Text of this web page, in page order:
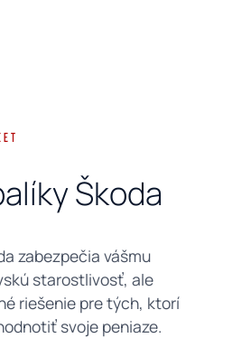
Škoda
zabezpečia vášmu
starostlivosť, ale
riešenie pre tých, ktorí
svoje peniaze.